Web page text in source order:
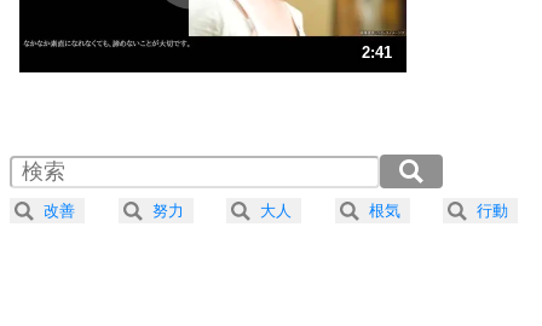
ストレス対策
人生、なんとかなるもの。
気楽に生きる30の方法
4 器の大きい人は、怒りを優しさで表現する。
プラス思考
2:41
2.0倍速 （316KB 1分20秒）
2.5倍速 （253KB 1分4秒）
3.0倍速 （211KB 53秒）
改善 努力 大人 根気 行動